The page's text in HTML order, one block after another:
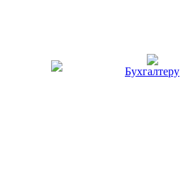
Бухгалтеру